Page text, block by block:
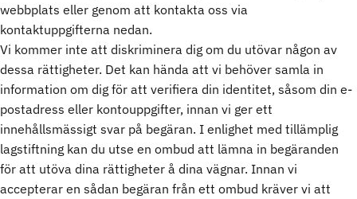
webbplats eller genom att kontakta oss via
kontaktuppgifterna nedan.
Vi kommer inte att diskriminera dig om du utövar någon av
dessa rättigheter. Det kan hända att vi behöver samla in
information om dig för att verifiera din identitet, såsom din e-
postadress eller kontouppgifter, innan vi ger ett
innehållsmässigt svar på begäran. I enlighet med tillämplig
lagstiftning kan du utse en ombud att lämna in begäranden
för att utöva dina rättigheter å dina vägnar. Innan vi
accepterar en sådan begäran från ett ombud kräver vi att